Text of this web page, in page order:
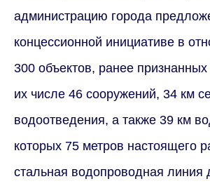
администрацию города
концессионной инициативе в
300 объектов, ранее
их числе 46 сооружений, 34 км
водоотведения, а также 39 км
которых 75 метров настоящего
стальная водопроводная линия